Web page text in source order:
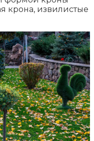
крона, извилистые